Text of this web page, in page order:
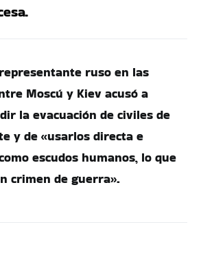
ruso en las
Moscú y Kiev acusó a
la evacuación de civiles de
y de «usarlos directa e
escudos humanos, lo que
crimen de guerra».